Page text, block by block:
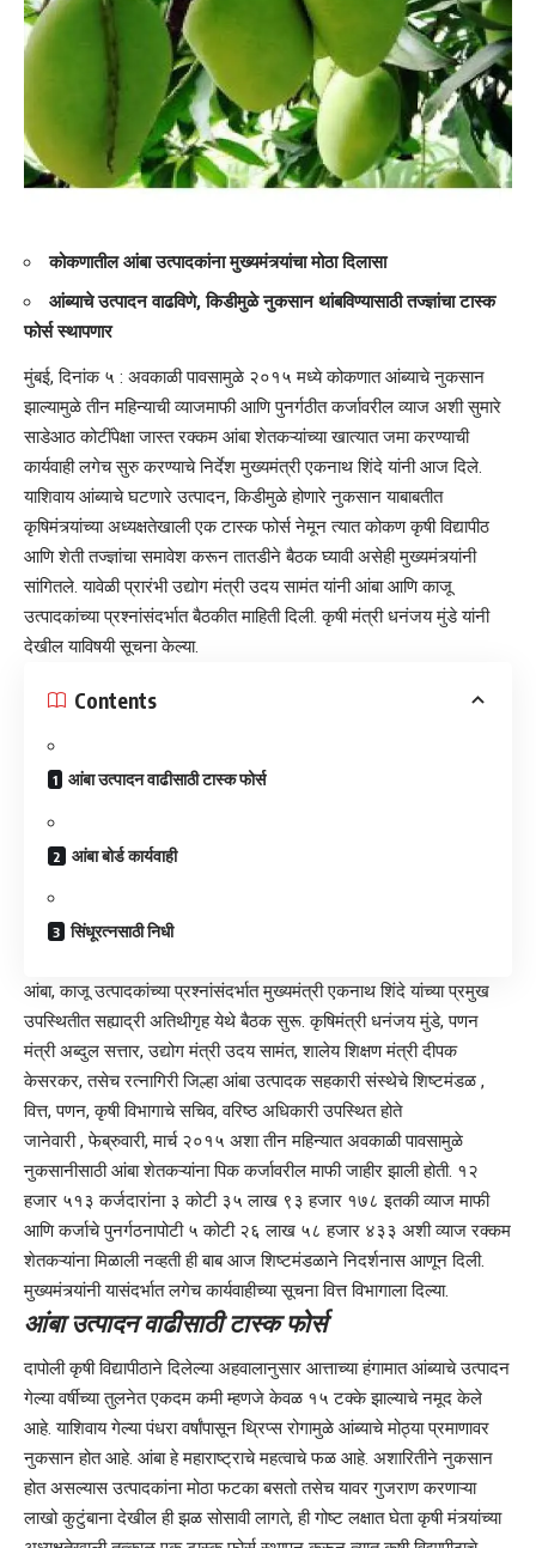
कोकणातील आंबा उत्पादकांना मुख्यमंत्र्यांचा मोठा दिलासा
आंब्याचे उत्पादन वाढविणे, किडीमुळे नुकसान थांबविण्यासाठी तज्ज्ञांचा टास्क
फोर्स स्थापणार
मुंबई, दिनांक ५ : अवकाळी पावसामुळे २०१५ मध्ये कोकणात आंब्याचे नुकसान
झाल्यामुळे तीन महिन्याची व्याजमाफी आणि पुनर्गठीत कर्जावरील व्याज अशी सुमारे
साडेआठ कोटींपेक्षा जास्त रक्कम आंबा शेतकऱ्यांच्या खात्यात जमा करण्याची
कार्यवाही लगेच सुरु करण्याचे निर्देश मुख्यमंत्री एकनाथ शिंदे यांनी आज दिले.
याशिवाय आंब्याचे घटणारे उत्पादन, किडीमुळे होणारे नुकसान याबाबतीत
कृषिमंत्र्यांच्या अध्यक्षतेखाली एक टास्क फोर्स नेमून त्यात कोकण कृषी विद्यापीठ
आणि शेती तज्ज्ञांचा समावेश करून तातडीने बैठक घ्यावी असेही मुख्यमंत्र्यांनी
सांगितले. यावेळी प्रारंभी उद्योग मंत्री उदय सामंत यांनी आंबा आणि काजू
उत्पादकांच्या प्रश्नांसंदर्भात बैठकीत माहिती दिली. कृषी मंत्री धनंजय मुंडे यांनी
देखील याविषयी सूचना केल्या.
Contents
आंबा उत्पादन वाढीसाठी टास्क फोर्स
आंबा बोर्ड कार्यवाही
सिंधूरत्नसाठी निधी
आंबा, काजू उत्पादकांच्या प्रश्नांसंदर्भात मुख्यमंत्री एकनाथ शिंदे यांच्या प्रमुख
उपस्थितीत सह्याद्री अतिथीगृह येथे बैठक सुरू. कृषिमंत्री धनंजय मुंडे, पणन
मंत्री अब्दुल सत्तार, उद्योग मंत्री उदय सामंत, शालेय शिक्षण मंत्री दीपक
केसरकर, तसेच रत्नागिरी जिल्हा आंबा उत्पादक सहकारी संस्थेचे शिष्टमंडळ ,
वित्त, पणन, कृषी विभागाचे सचिव, वरिष्ठ अधिकारी उपस्थित होते
जानेवारी , फेब्रुवारी, मार्च २०१५ अशा तीन महिन्यात अवकाळी पावसामुळे
नुकसानीसाठी आंबा शेतकऱ्यांना पिक कर्जावरील माफी जाहीर झाली होती. १२
हजार ५१३ कर्जदारांना ३ कोटी ३५ लाख ९३ हजार १७८ इतकी व्याज माफी
आणि कर्जाचे पुनर्गठनापोटी ५ कोटी २६ लाख ५८ हजार ४३३ अशी व्याज रक्कम
शेतकऱ्यांना मिळाली नव्हती ही बाब आज शिष्टमंडळाने निदर्शनास आणून दिली.
मुख्यमंत्र्यांनी यासंदर्भात लगेच कार्यवाहीच्या सूचना वित्त विभागाला दिल्या.
आंबा उत्पादन वाढीसाठी टास्क फोर्स
दापोली कृषी विद्यापीठाने दिलेल्या अहवालानुसार आत्ताच्या हंगामात आंब्याचे उत्पादन
गेल्या वर्षीच्या तुलनेत एकदम कमी म्हणजे केवळ १५ टक्के झाल्याचे नमूद केले
आहे. याशिवाय गेल्या पंधरा वर्षांपासून थ्रिप्स रोगामुळे आंब्याचे मोठ्या प्रमाणावर
नुकसान होत आहे. आंबा हे महाराष्ट्राचे महत्वाचे फळ आहे. अशारितीने नुकसान
होत असल्यास उत्पादकांना मोठा फटका बसतो तसेच यावर गुजराण करणाऱ्या
लाखो कुटुंबाना देखील ही झळ सोसावी लागते, ही गोष्ट लक्षात घेता कृषी मंत्र्यांच्या